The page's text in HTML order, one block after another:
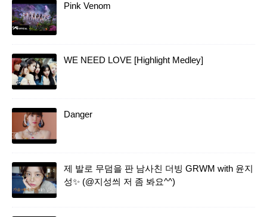
Pink Venom
WE NEED LOVE [Highlight Medley]
Danger
제 발로 무덤을 판 남사친 더빙 GRWM with 윤지
성✨ (@지성씌 저 좀 봐요^^)